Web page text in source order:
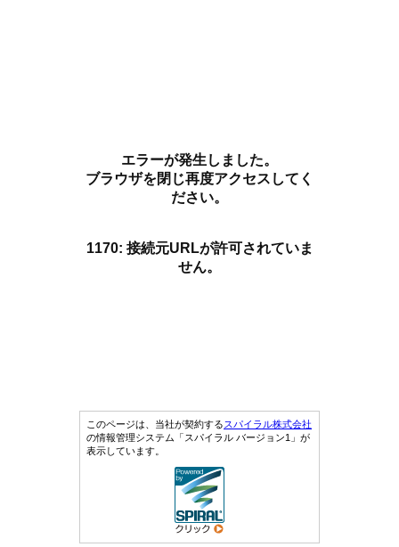
エラーが発生しました。
ブラウザを閉じ再度アクセスしてく
ださい。
1170: 接続元URLが許可されていま
せん。
このページは、当社が契約するスパイラル株式会社
の情報管理システム「スパイラル バージョン1」が
表示しています。